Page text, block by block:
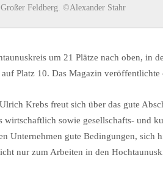
Großer Feldberg. ©Alexander Stahr
um 21 Plätze nach oben, in
auf Platz 10. Das Magazin
Krebs freut sich über das gute
wirtschaftlich sowie gesellschafts- und
Unternehmen gute Bedingungen, sich
nur zum Arbeiten in den